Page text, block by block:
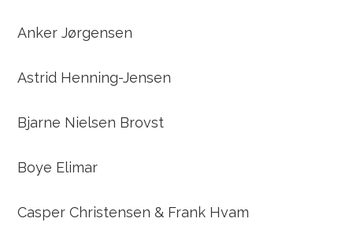
Anker Jørgensen
Astrid Henning-Jensen
Bjarne Nielsen Brovst
Boye Elimar
Casper Christensen & Frank Hvam